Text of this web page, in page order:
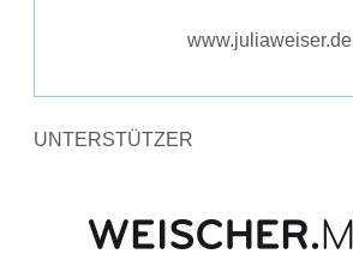
www.juliaweiser.de
UNTERSTÜTZER